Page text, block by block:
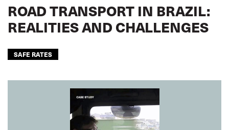
ROAD TRANSPORT IN BRAZIL:
REALITIES AND CHALLENGES
SAFE RATES